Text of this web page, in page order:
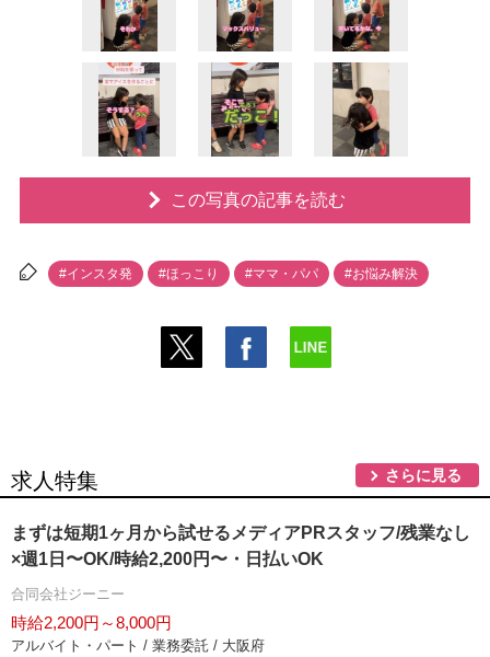
この写真の記事を読む
#インスタ発 #ほっこり #ママ・パパ #お悩み解決
求人特集 さらに見る
まずは短期1ヶ月から試せるメディアPRスタッフ/残業なし
×週1日〜OK/時給2,200円〜・日払いOK
合同会社ジーニー
時給2,200円～8,000円
アルバイト・パート / 業務委託 / 大阪府